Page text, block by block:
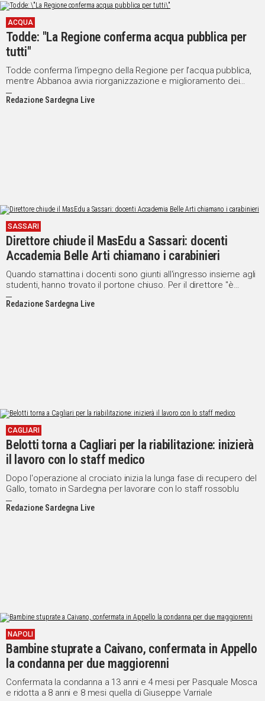
ACQUA
Todde: "La Regione conferma acqua pubblica per
tutti"
Todde conferma l’impegno della Regione per l’acqua pubblica,
mentre Abbanoa avvia riorganizzazione e miglioramento dei
servizi per i cittadini
Redazione Sardegna Live
SASSARI
Direttore chiude il MasEdu a Sassari: docenti
Accademia Belle Arti chiamano i carabinieri
Quando stamattina i docenti sono giunti all'ingresso insieme agli
studenti, hanno trovato il portone chiuso. Per il direttore "è
inagibile"
Redazione Sardegna Live
CAGLIARI
Belotti torna a Cagliari per la riabilitazione: inizierà
il lavoro con lo staff medico
Dopo l'operazione al crociato inizia la lunga fase di recupero del
Gallo, tornato in Sardegna per lavorare con lo staff rossoblu
Redazione Sardegna Live
NAPOLI
Bambine stuprate a Caivano, confermata in Appello
la condanna per due maggiorenni
Confermata la condanna a 13 anni e 4 mesi per Pasquale Mosca
e ridotta a 8 anni e 8 mesi quella di Giuseppe Varriale